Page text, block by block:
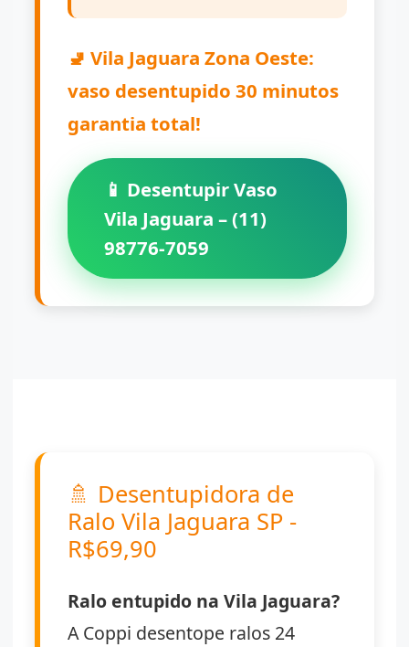
🚽 Vila Jaguara Zona Oeste:
vaso desentupido 30 minutos
garantia total!
📱 Desentupir Vaso
Vila Jaguara – (11)
98776-7059
🚿 Desentupidora de
Ralo Vila Jaguara SP -
R$69,90
Ralo entupido na Vila Jaguara?
A Coppi desentope ralos 24